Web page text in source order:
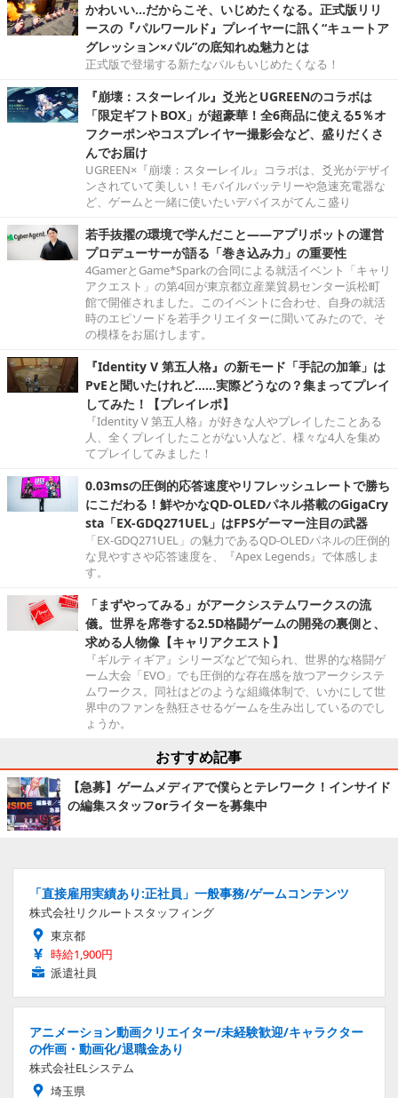
かわいい…だからこそ、いじめたくなる。正式版リリ
ースの『パルワールド』プレイヤーに訊く“キュートア
グレッション×パル”の底知れぬ魅力とは
正式版で登場する新たなパルもいじめたくなる！
『崩壊：スターレイル』爻光とUGREENのコラボは
「限定ギフトBOX」が超豪華！全6商品に使える5％オ
フクーポンやコスプレイヤー撮影会など、盛りだくさ
んでお届け
UGREEN×『崩壊：スターレイル』コラボは、爻光がデザイ
ンされていて美しい！モバイルバッテリーや急速充電器な
ど、ゲームと一緒に使いたいデバイスがてんこ盛り
若手抜擢の環境で学んだこと――アプリボットの運営
プロデューサーが語る「巻き込み力」の重要性
4GamerとGame*Sparkの合同による就活イベント「キャリ
アクエスト」の第4回が東京都立産業貿易センター浜松町
館で開催されました。このイベントに合わせ、自身の就活
時のエピソードを若手クリエイターに聞いてみたので、そ
の模様をお届けします。
『Identity V 第五人格』の新モード「手記の加筆」は
PvEと聞いたけれど……実際どうなの？集まってプレイ
してみた！【プレイレポ】
『Identity V 第五人格』が好きな人やプレイしたことある
人、全くプレイしたことがない人など、様々な4人を集め
てプレイしてみました！
0.03msの圧倒的応答速度やリフレッシュレートで勝ち
にこだわる！鮮やかなQD-OLEDパネル搭載のGigaCry
sta「EX-GDQ271UEL」はFPSゲーマー注目の武器
「EX-GDQ271UEL」の魅力であるQD-OLEDパネルの圧倒的
な見やすさや応答速度を、『Apex Legends』で体感しま
す。
「まずやってみる」がアークシステムワークスの流
儀。世界を席巻する2.5D格闘ゲームの開発の裏側と、
求める人物像【キャリアクエスト】
『ギルティギア』シリーズなどで知られ、世界的な格闘ゲ
ーム大会「EVO」でも圧倒的な存在感を放つアークシステ
ムワークス。同社はどのような組織体制で、いかにして世
界中のファンを熱狂させるゲームを生み出しているのでし
ょうか。
おすすめ記事
【急募】ゲームメディアで僕らとテレワーク！インサイド
の編集スタッフorライターを募集中
「直接雇用実績あり:正社員」一般事務/ゲームコンテンツ
株式会社リクルートスタッフィング
東京都
時給1,900円
派遣社員
アニメーション動画クリエイター/未経験歓迎/キャラクター
の作画・動画化/退職金あり
株式会社ELシステム
埼玉県